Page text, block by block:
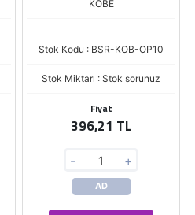
KOBE
Stok Kodu : BSR-KOB-OP10
Stok Miktarı : Stok sorunuz
Fiyat
396,21 TL
- +
AD